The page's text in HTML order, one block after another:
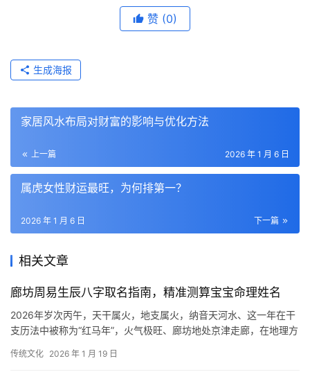
赞 (0)
生成海报
家居风水布局对财富的影响与优化方法
上一篇 2026 年 1 月 6 日
属虎女性财运最旺，为何排第一？
下一篇
2026 年 1 月 6 日
相关文章
廊坊周易生辰八字取名指南，精准测算宝宝命理姓名
2026年岁次丙午，天干属火，地支属火，纳音天河水、这一年在干
支历法中被称为“红马年”，火气极旺、廊坊地处京津走廊，在地理方
传统文化 2026 年 1 月 19 日